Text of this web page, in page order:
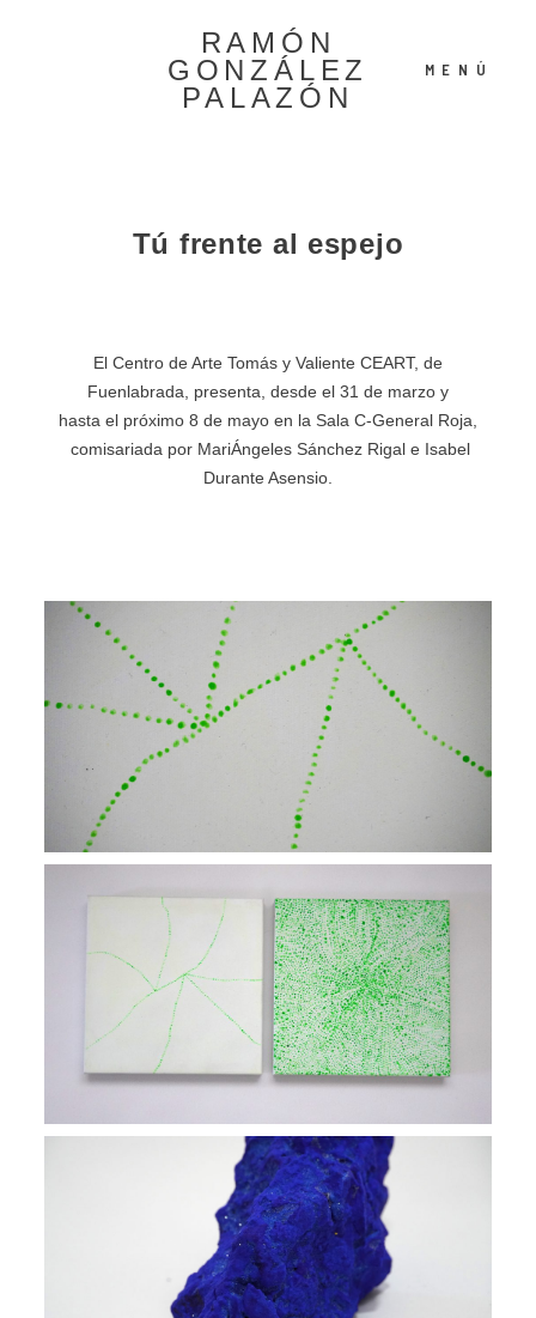
RAMÓN
GONZÁLEZ
PALAZÓN
MENÚ
Tú frente al espejo
El Centro de Arte Tomás y Valiente CEART, de
Fuenlabrada, presenta, desde el 31 de marzo y
hasta el próximo 8 de mayo en la Sala C-General Roja,
comisariada por MariÁngeles Sánchez Rigal e Isabel
Durante Asensio.
Español
©2022 Ramón González